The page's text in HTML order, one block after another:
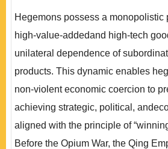
Hegemons possess a monopolistic
high-value-addedand high-tech
unilateral dependence of
products. This dynamic enables
non-violent economic coercion to
achieving strategic, political,
aligned with the principle of
Before the Opium War, the Qing